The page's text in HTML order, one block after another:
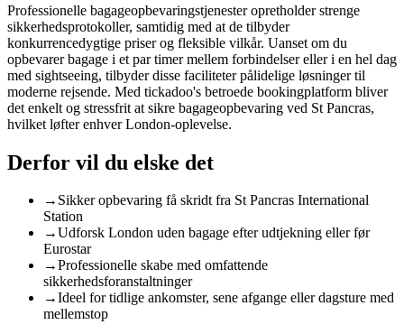
Professionelle bagageopbevaringstjenester opretholder strenge
sikkerhedsprotokoller, samtidig med at de tilbyder
konkurrencedygtige priser og fleksible vilkår. Uanset om du
opbevarer bagage i et par timer mellem forbindelser eller i en hel dag
med sightseeing, tilbyder disse faciliteter pålidelige løsninger til
moderne rejsende. Med tickadoo's betroede bookingplatform bliver
det enkelt og stressfrit at sikre bagageopbevaring ved St Pancras,
hvilket løfter enhver London-oplevelse.
Derfor vil du elske det
→ Sikker opbevaring få skridt fra St Pancras International
Station
→Udforsk London uden bagage efter udtjekning eller før
Eurostar
→Professionelle skabe med omfattende
sikkerhedsforanstaltninger
→Ideel for tidlige ankomster, sene afgange eller dagsture med
mellemstop